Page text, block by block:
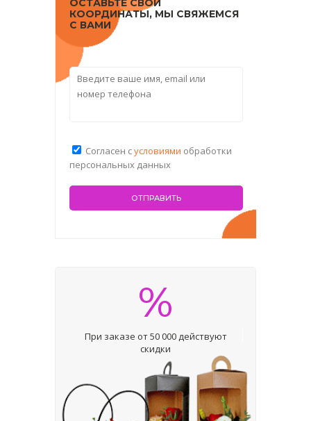
КООРДИНАТЫ, МЫ СВЯЖЕМСЯ
С ВАМИ
Согласен сусловиями обработки
персональных данных
%
При заказе от 50 000 действуют
скидки